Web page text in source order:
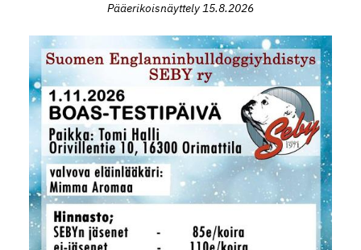
Pääerikoisnäyttely 15.8.2026